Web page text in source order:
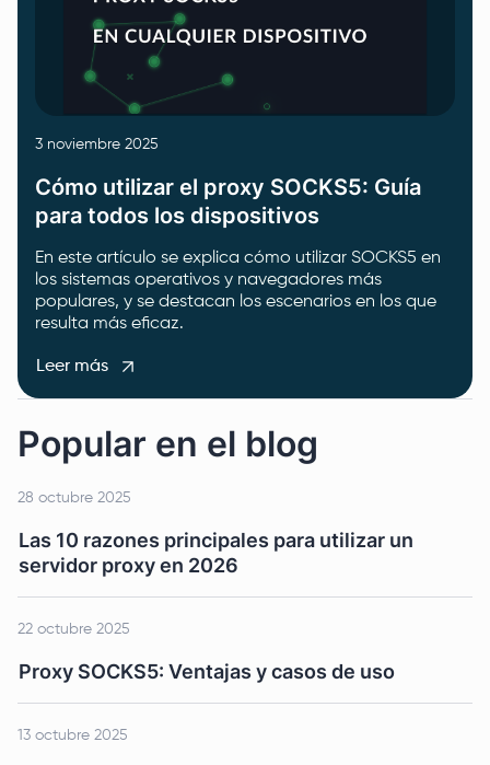
3 noviembre 2025
Cómo utilizar el proxy SOCKS5: Guía
para todos los dispositivos
En este artículo se explica cómo utilizar SOCKS5 en
los sistemas operativos y navegadores más
populares, y se destacan los escenarios en los que
resulta más eficaz.
Leer más
Popular en el blog
28 octubre 2025
Las 10 razones principales para utilizar un
servidor proxy en 2026
22 octubre 2025
Proxy SOCKS5: Ventajas y casos de uso
13 octubre 2025